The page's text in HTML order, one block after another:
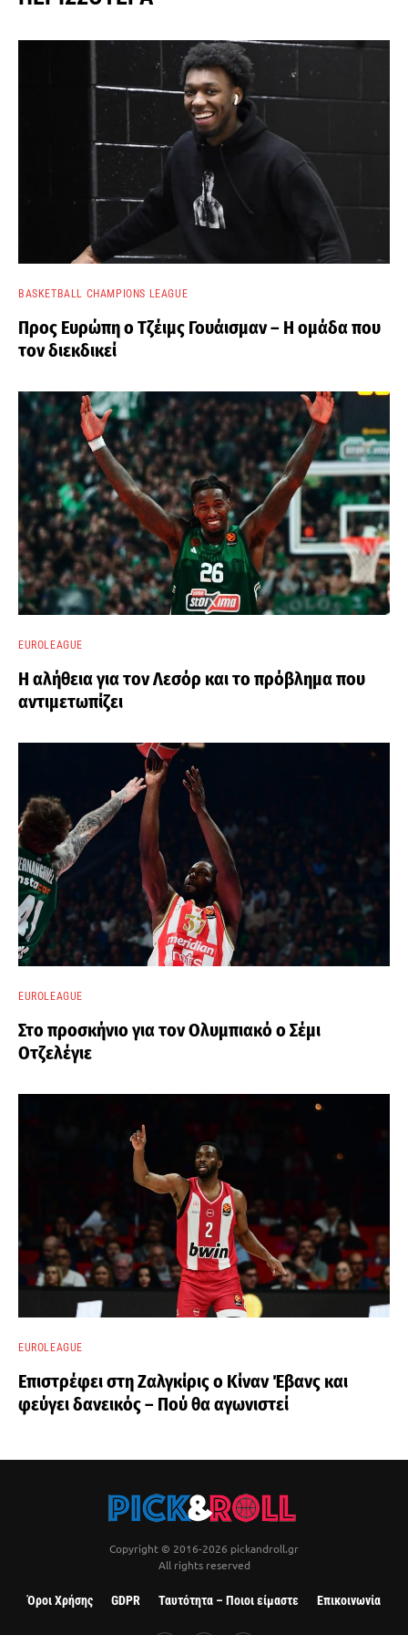
BASKETBALL CHAMPIONS LEAGUE
Προς Ευρώπη ο Τζέιμς Γουάισμαν – Η ομάδα που
τον διεκδικεί
EUROLEAGUE
Η αλήθεια για τον Λεσόρ και το πρόβλημα που
αντιμετωπίζει
EUROLEAGUE
Στο προσκήνιο για τον Ολυμπιακό ο Σέμι
Οτζελέγιε
EUROLEAGUE
Επιστρέφει στη Ζαλγκίρις ο Κίναν Έβανς και
φεύγει δανεικός – Πού θα αγωνιστεί
Copyright © 2016-2026 pickandroll.gr
All rights reserved
Όροι Χρήσης GDPR Ταυτότητα – Ποιοι είμαστε Επικοινωνία